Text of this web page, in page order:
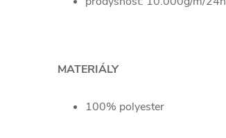
MATERIÁLY
100% polyester